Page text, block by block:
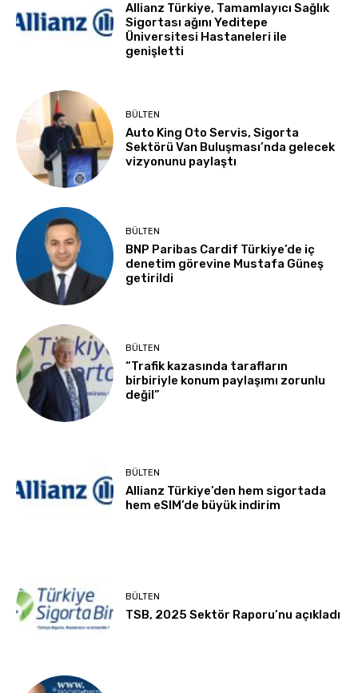
Allianz Türkiye, Tamamlayıcı Sağlık
Sigortası ağını Yeditepe
Üniversitesi Hastaneleri ile
genişletti
BÜLTEN
Auto King Oto Servis, Sigorta
Sektörü Van Buluşması’nda gelecek
vizyonunu paylaştı
BÜLTEN
BNP Paribas Cardif Türkiye’de iç
denetim görevine Mustafa Güneş
getirildi
BÜLTEN
“Trafik kazasında tarafların
birbiriyle konum paylaşımı zorunlu
değil”
BÜLTEN
Allianz Türkiye’den hem sigortada
hem eSIM’de büyük indirim
BÜLTEN
TSB, 2025 Sektör Raporu’nu açıkladı